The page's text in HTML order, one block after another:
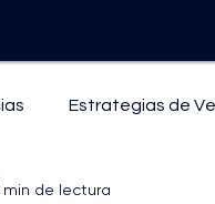
Estrategias de
Comunicación
min de lectura